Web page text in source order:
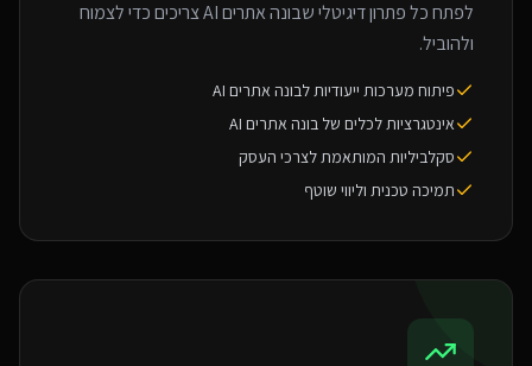
לפתח כל פתרון דיגיטלי שבונה אתרים AI צריכים כדי לצמוח
ולהוביל.
פיתוח מערכות ייעודיות לבונה אתרים AI
אינטגרציות לכלים של בונה אתרים AI
סקלביליות המותאמת לצרכי העסק
תמיכה טכנית וליווי שוטף